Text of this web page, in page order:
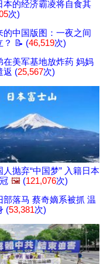
本的经济霸凌将自食其
次)
的中国版图：一夜之间
？ 📝 (46,519次)
在美军基地放炸药 妈妈
返 (25,567次)
人抛弃“中国梦” 入籍日本
🖼️ (121,076次)
部落马 蔡奇嫡系被抓 温
(53,381次)